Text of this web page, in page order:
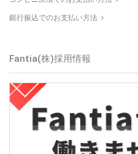
銀行振込でのお支払い方法
Fantia(株)採用情報